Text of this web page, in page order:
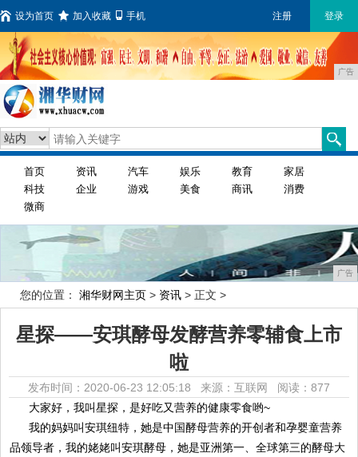
设为首页 加入收藏 手机 注册 登录
广告
首页 资讯 汽车 娱乐 教育
家居
科技
企业 游戏 美食 商讯
消费
微商
广告
您的位置： 湘华财网主页 > 资讯 > 正文 >
星探——安琪酵母发酵营养零辅食上市
啦
发布时间：2020-06-23 12:05:18 来源：互联网 阅读：877
大家好，我叫星探，是好吃又营养的健康零食哟~
我的妈妈叫安琪纽特，她是中国酵母营养的开创者和孕婴童营养
品领导者，我的姥姥叫安琪酵母，她是亚洲第一、全球第三的酵母大